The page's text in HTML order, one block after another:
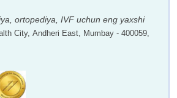
ortopediya, IVF uchun eng yaxshi
City, Andheri East, Mumbay - 400059,